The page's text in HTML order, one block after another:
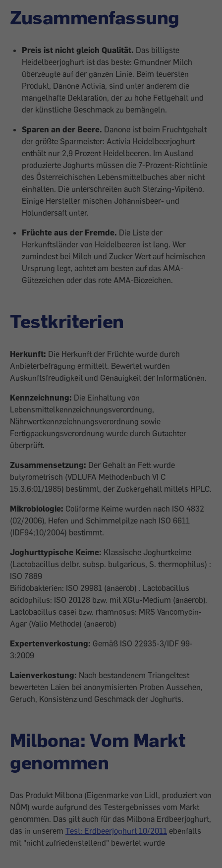
Zusammenfassung
Preis ist nicht gleich Qualität. Das billigste
Heidelbeerjoghurt ist das beste: Gmundner Milch
überzeugte auf der ganzen Linie. Beim teuersten
Produkt, Danone Activia, sind unter anderem die
mangelhafte Deklaration, der zu hohe Fettgehalt und
der künstliche Geschmack zu bemängeln.
Sparen an der Beere. Danone ist beim Fruchtgehalt
der größte Sparmeister: Activia Heidelbeerjoghurt
enthält nur 2,9 Prozent Heidelbeeren. Im Ausland
produzierte Joghurts müssen die 7-Prozent-Richtlinie
des Österreichischen Lebensmittelbuches aber nicht
einhalten. Die unterschreiten auch Sterzing-Vipiteno.
Einige Hersteller mischen Johannisbeer- und
Holundersaft unter.
Früchte aus der Fremde. Die Liste der
Herkunftsländer von Heidelbeeren ist lang. Wer
zumindest bei Milch und Zucker Wert auf heimischen
Ursprung legt, achtet am besten auf das AMA-
Gütezeichen oder das rote AMA-Biozeichen.
Testkriterien
Herkunft: Die Herkunft der Früchte wurde durch
Anbieterbefragung ermittelt. Bewertet wurden
Auskunftsfreudigkeit und Genauigkeit der Informationen.
Kennzeichnung: Die Einhaltung von
Lebensmittelkennzeichnungsverordnung,
Nährwertkennzeichnungsverordnung sowie
Fertigpackungsverordnung wurde durch Gutachter
überprüft.
Zusammensetzung: Der Gehalt an Fett wurde
butyrometrisch (VDLUFA Methodenbuch VI C
15.3.6:01/1985) bestimmt, der Zuckergehalt mittels HPLC.
Mikrobiologie: Coliforme Keime wurden nach ISO 4832
(02/2006), Hefen und Schimmelpilze nach ISO 6611
(IDF94;10/2004) bestimmt.
Joghurttypische Keime: Klassische Joghurtkeime
(Lactobacillus delbr. subsp. bulgaricus, S. thermophilus) :
ISO 7889
Bifidobakterien: ISO 29981 (anaerob) . Lactobacillus
acidophilus: ISO 20128 bzw. mit XGlu-Medium (anaerob).
Lactobacillus casei bzw. rhamnosus: MRS Vancomycin-
Agar (Valio Methode) (anaerob)
Expertenverkostung: Gemäß ISO 22935-3/IDF 99-
3:2009
Laienverkostung: Nach bestandenem Triangeltest
bewerteten Laien bei anonymisierten Proben Aussehen,
Geruch, Konsistenz und Geschmack der Joghurts.
Milbona: Vom Markt
genommen
Das Produkt Milbona (Eigenmarke von Lidl, produziert von
NÖM) wurde aufgrund des Testergebnisses vom Markt
genommen. Das gilt auch für das Milbona Erdbeerjoghurt,
das in unserem Test: Erdbeerjoghurt 10/2011 ebenfalls
mit "nicht zufriedenstellend" bewertet wurde